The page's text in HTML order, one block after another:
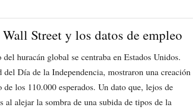
Street y los datos de empleo
huracán global se centraba en Estados Unidos.
Día de la Independencia, mostraron una creación
los 110.000 esperados. Un dato que, lejos de
al alejar la sombra de una subida de tipos de la